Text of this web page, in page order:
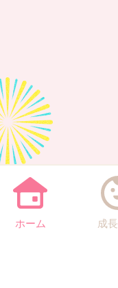
ホーム 成